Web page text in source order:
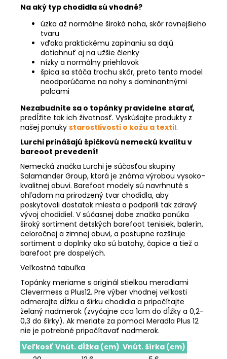
Na aký typ chodidla sú vhodné?
úzka až normálne široká noha, skôr rovnejšieho
tvaru
vďaka praktickému zapínaniu sa dajú
dotiahnuť aj na užšie členky
nízky a normálny priehlavok
špica sa stáča trochu skôr, preto tento model
neodporúčame na nohy s dominantnými
palcami
Nezabudnite sa o topánky pravidelne starať,
predĺžite tak ich životnosť. Vyskúšajte produkty z
našej ponuky starostlivosti o kožu a textil.
Lurchi prinášajú špičkovú nemeckú kvalitu v
bareoot prevedení!
Nemecká značka Lurchi je súčasťou skupiny
Salamander Group, ktorá je známa výrobou vysoko-
kvalitnej obuvi. Barefoot modely sú navrhnuté s
ohľadom na prirodzený tvar chodidla, aby
poskytovali dostatok miesta a podporili tak zdravý
vývoj chodidiel. V súčasnej dobe značka ponúka
široký sortiment detských barefoot tenisiek, balerín,
celoročnej a zimnej obuvi, a postupne rozširuje
sortiment o doplnky ako sú batohy, čapice a tiež o
barefoot pre dospelých.
Veľkostná tabuľka
Topánky meriame s originál stielkou meradlami
Clevermess a Plus12. Pre výber vhodnej veľkosti
odmerajte dĺžku a šírku chodidla a pripočítajte
želaný nadmerok (zvyčajne cca 1cm do dĺžky a 0,2-
0,3 do šírky). Ak meriate za pomoci Meradla Plus 12
nie je potrebné pripočítavať nadmerok.
Veľkosť Vnút. dĺžka (cm) Vnút. šírka (cm)